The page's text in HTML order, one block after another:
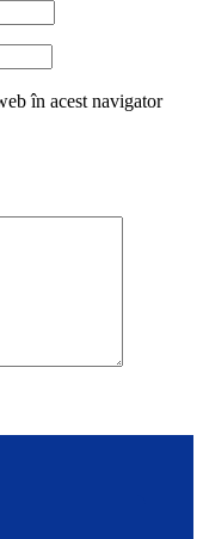
în acest navigator